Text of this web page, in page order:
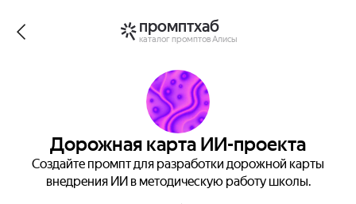
промптхаб
каталог промптов Алисы
Дорожная карта ИИ-проекта
Создайте промпт для разработки дорожной карты
внедрения ИИ в методическую работу школы.